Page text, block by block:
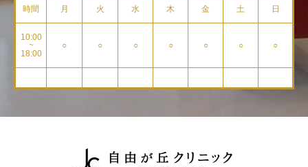
時間 月 火 水 木 金 土 日
10:00
~
18:00
○ ○ ○ ○ ○ ○ ○